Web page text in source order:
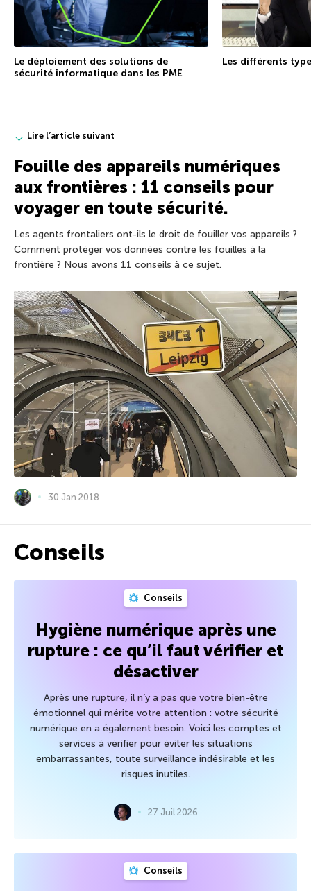
Le déploiement des solutions de
sécurité informatique dans les PME
Les différents
Lire l’article suivant
Fouille des appareils numériques
aux frontières : 11 conseils pour
voyager en toute sécurité.
Les agents frontaliers ont-ils le droit de fouiller vos appareils ?
Comment protéger vos données contre les fouilles à la
frontière ? Nous avons 11 conseils à ce sujet.
30 Jan 2018
Conseils
Conseils
Hygiène numérique après une
rupture : ce qu’il faut vérifier et
désactiver
Après une rupture, il n’y a pas que votre bien-être
émotionnel qui mérite votre attention : votre sécurité
numérique en a également besoin. Voici les comptes et
services à vérifier pour éviter les situations
embarrassantes, toute surveillance indésirable et les
risques inutiles.
27 Juil 2026
Conseils